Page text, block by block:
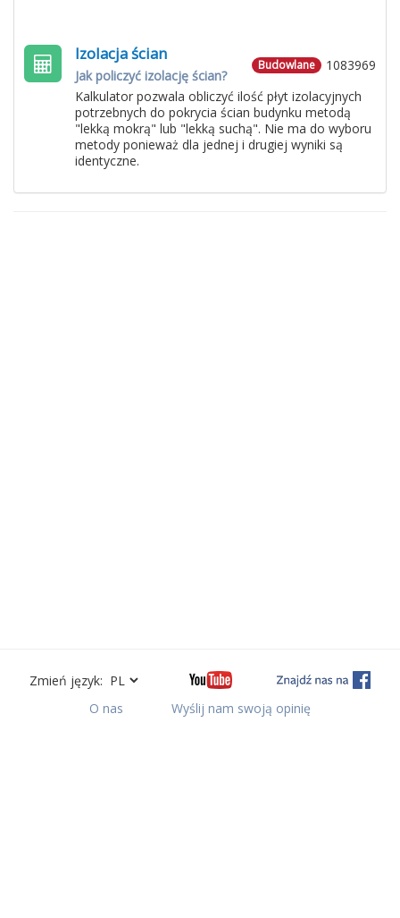
1083969
Budowlane
Izolacja ścian
Jak policzyć izolację ścian?
Kalkulator pozwala obliczyć ilość płyt izolacyjnych
potrzebnych do pokrycia ścian budynku metodą
"lekką mokrą" lub "lekką suchą". Nie ma do wyboru
metody ponieważ dla jednej i drugiej wyniki są
identyczne.
Zmień język:
O nas
Wyślij nam swoją opinię